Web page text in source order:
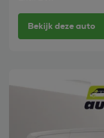
Bekijk deze auto